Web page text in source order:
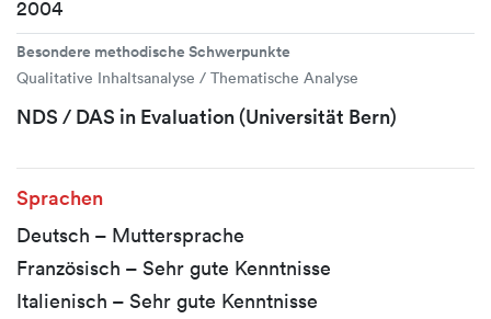
2004
Besondere methodische Schwerpunkte
Qualitative Inhaltsanalyse / Thematische Analyse
NDS / DAS in Evaluation (Universität Bern)
Sprachen
Deutsch – Muttersprache
Französisch – Sehr gute Kenntnisse
Italienisch – Sehr gute Kenntnisse